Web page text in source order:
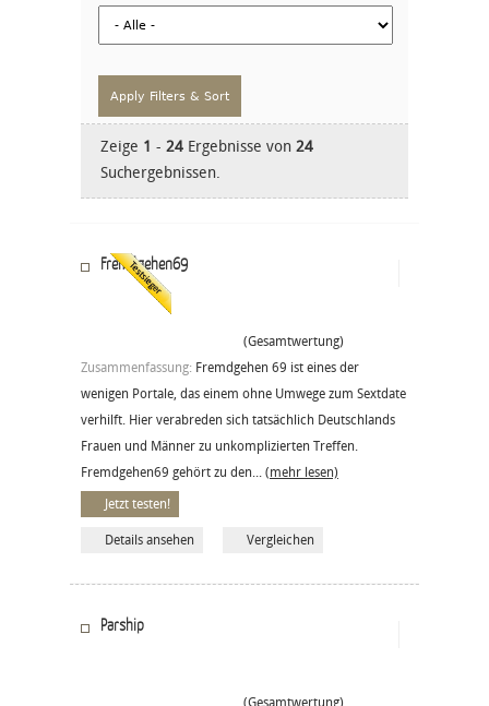
Zeige 1 - 24 Ergebnisse von 24
Suchergebnissen.
Fremdgehen69
(Gesamtwertung)
Zusammenfassung: Fremdgehen 69 ist eines der
wenigen Portale, das einem ohne Umwege zum Sextdate
verhilft. Hier verabreden sich tatsächlich Deutschlands
Frauen und Männer zu unkomplizierten Treffen.
Fremdgehen69 gehört zu den... (mehr lesen)
Jetzt testen!
Details ansehen Vergleichen
Parship
(Gesamtwertung)